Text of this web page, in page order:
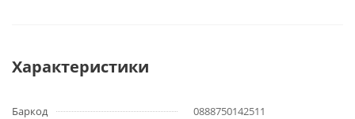
Характеристики
Баркод
0888750142511